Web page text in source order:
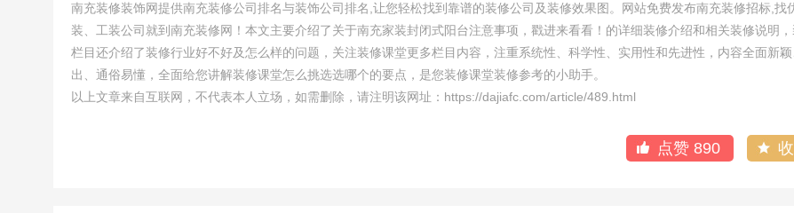
南充装修装饰网提供南充装修公司排名与装饰公司排名,让您轻松找到靠谱的装修公司及装修效果图。网站免费发布南充装修招标,找
装、工装公司就到南充装修网！本文主要介绍了关于南充家装封闭式阳台注意事项，戳进来看看！的详细装修介绍和相关装修说明
栏目还介绍了装修行业好不好及怎么样的问题，关注装修课堂更多栏目内容，注重系统性、科学性、实用性和先进性，内容全面新
出、通俗易懂，全面给您讲解装修课堂怎么挑选选哪个的要点，是您装修课堂装修参考的小助手。
以上文章来自互联网，不代表本人立场，如需删除，请注明该网址：https://dajiafc.com/article/489.html
点赞 890